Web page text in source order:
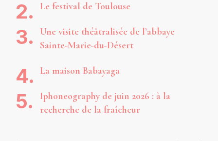
Le festival de Toulouse
Une visite théâtralisée de l’abbaye
Sainte-Marie-du-Désert
La maison Babayaga
Iphoneography de juin 2026 : à la
recherche de la fraîcheur